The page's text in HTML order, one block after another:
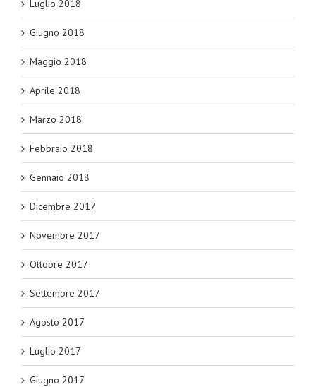
Luglio 2018
Giugno 2018
Maggio 2018
Aprile 2018
Marzo 2018
Febbraio 2018
Gennaio 2018
Dicembre 2017
Novembre 2017
Ottobre 2017
Settembre 2017
Agosto 2017
Luglio 2017
Giugno 2017